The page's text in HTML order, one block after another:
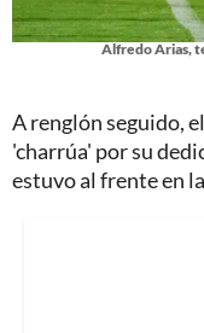
Alfredo Arias,
A renglón seguido,
'charrúa' por su
estuvo al frente en